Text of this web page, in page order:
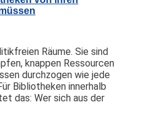
Räume. Sie sind
knappen Ressourcen
durchzogen wie jede
Bibliotheken innerhalb
das: Wer sich aus der